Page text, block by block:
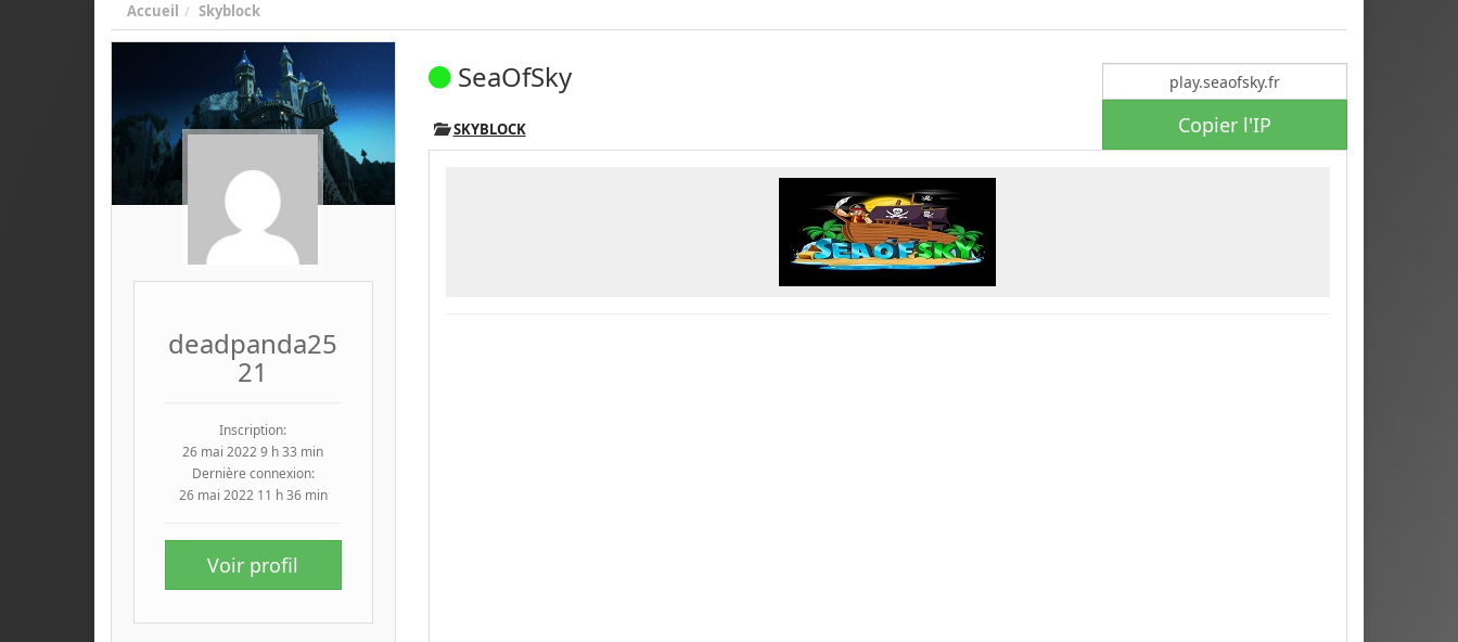
Accueil Skyblock
deadpanda25
21
Inscription:
26 mai 2022 9 h 33 min
Dernière connexion:
26 mai 2022 11 h 36 min
Voir profil
Copier l'IP
SeaOfSky
SKYBLOCK